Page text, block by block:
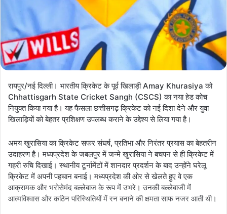
रायपुर/नई दिल्ली। भारतीय क्रिकेट के पूर्व खिलाड़ी Amay Khurasiya को
Chhattisgarh State Cricket Sangh (CSCS) का नया हेड कोच
नियुक्त किया गया है। यह फैसला छत्तीसगढ़ क्रिकेट को नई दिशा देने और युवा
खिलाड़ियों को बेहतर प्रशिक्षण उपलब्ध कराने के उद्देश्य से लिया गया है।
अमय खुरासिया का क्रिकेट सफर संघर्ष, प्रतिभा और निरंतर प्रयास का बेहतरीन
उदाहरण है। मध्यप्रदेश के जबलपुर में जन्मे खुरासिया ने बचपन से ही क्रिकेट में
गहरी रुचि दिखाई। स्थानीय टूर्नामेंटों में शानदार प्रदर्शन के बाद उन्होंने घरेलू
क्रिकेट में अपनी पहचान बनाई। मध्यप्रदेश की ओर से खेलते हुए वे एक
आक्रामक और भरोसेमंद बल्लेबाज के रूप में उभरे। उनकी बल्लेबाजी में
आत्मविश्वास और कठिन परिस्थितियों में रन बनाने की क्षमता साफ नजर आती थी।